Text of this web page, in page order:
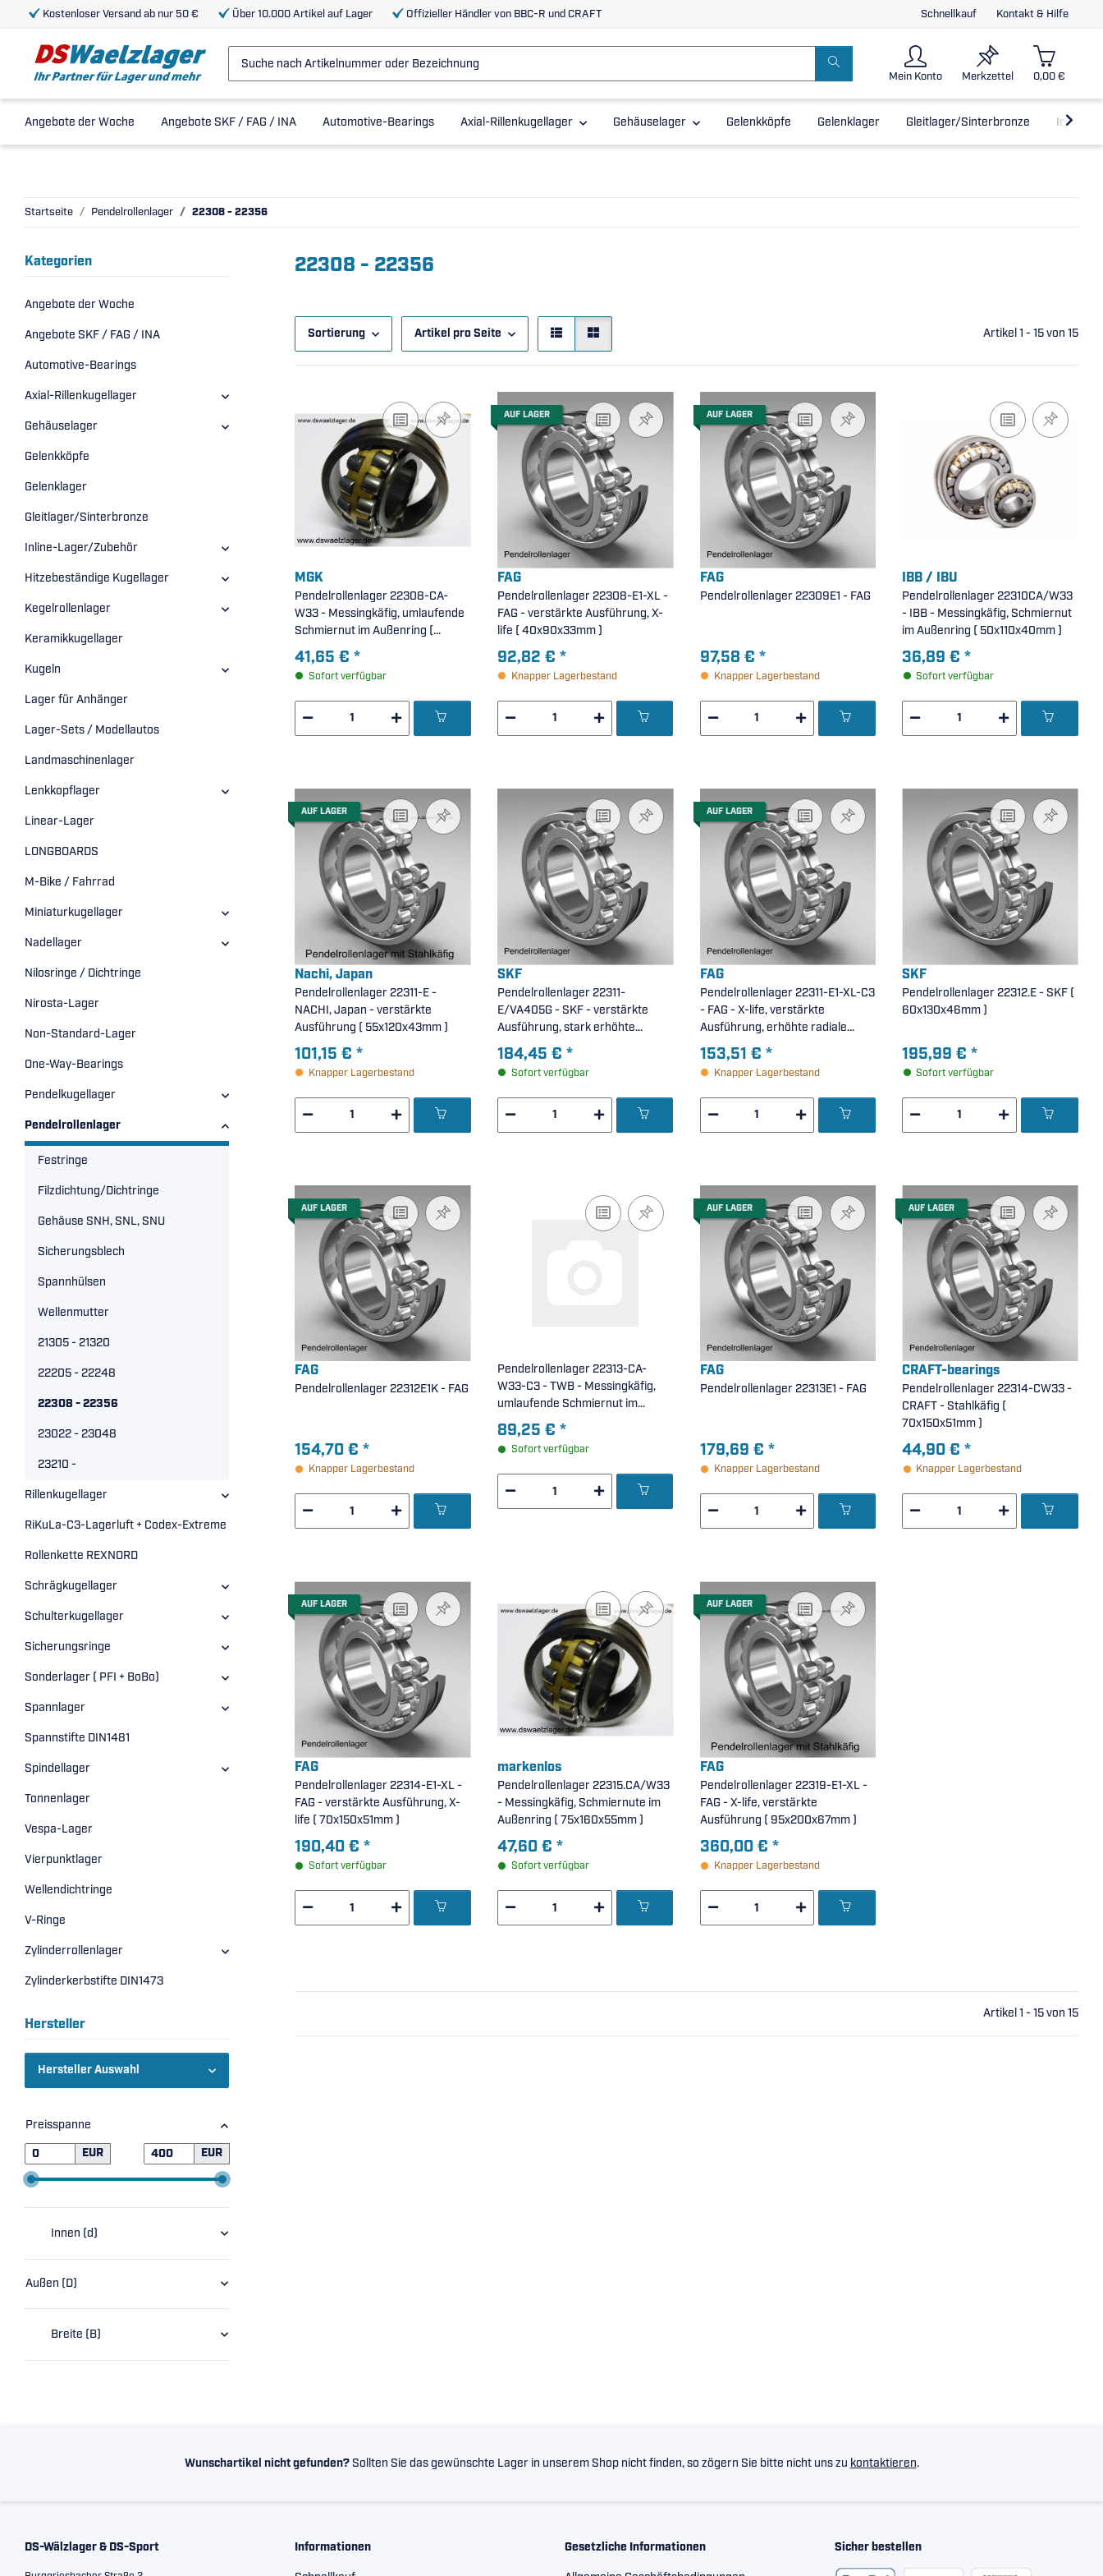
Schnellkauf Kontakt & Hilfe
Kostenloser Versand ab nur 50 € Über 10.000 Artikel auf Lager Offizieller Händler von BBC-R und CRAFT
Mein Konto Merkzettel 0,00 €
Angebote der Woche Angebote SKF / FAG / INA Automotive-Bearings Axial-Rillenkugellager Gehäuselager Gelenkköpfe Gelenklager Gleitlager/Sinterbronze Inline-
Startseite Pendelrollenlager 22308 - 22356
22308 - 22356
Sortierung Artikel pro Seite Artikel 1 - 15 von 15
MGK
Pendelrollenlager 22308-CA-
W33 - Messingkäfig, umlaufende
Schmiernut im Außenring (
40x90x33mm )
41,65 € *
Sofort verfügbar
AUF LAGER
FAG
Pendelrollenlager 22308-E1-XL -
FAG - verstärkte Ausführung, X-
life ( 40x90x33mm )
92,82 € *
Knapper Lagerbestand
AUF LAGER
FAG
Pendelrollenlager 22309E1 - FAG
97,58 € *
Knapper Lagerbestand
IBB / IBU
Pendelrollenlager 22310CA/W33
- IBB - Messingkäfig, Schmiernut
im Außenring ( 50x110x40mm )
36,89 €*
Sofort verfügbar
AUF LAGER
Nachi, Japan
Pendelrollenlager 22311-E -
NACHI, Japan - verstärkte
Ausführung ( 55x120x43mm )
101,15 € *
Knapper Lagerbestand
SKF
Pendelrollenlager 22311-
E/VA405G - SKF - verstärkte
Ausführung, stark erhöhte
Radiallagerluft, für schwingende
184,45 € *
Sofort verfügbar
AUF LAGER
FAG
Pendelrollenlager 22311-E1-XL-C3
- FAG - X-life, verstärkte
Ausführung, erhöhte radiale
Lagerluft C3 ( 55x120x43mm )
153,51 € *
Knapper Lagerbestand
SKF
Pendelrollenlager 22312.E - SKF (
60x130x46mm )
195,99 €*
Sofort verfügbar
AUF LAGER
FAG
Pendelrollenlager 22312E1K - FAG
154,70 € *
Knapper Lagerbestand
Pendelrollenlager 22313-CA-
W33-C3 - TWB - Messingkäfig,
umlaufende Schmiernut im
Außenring, erhöhte Lagerluft C3 (
65x140x48mm )
89,25 € *
Sofort verfügbar
AUF LAGER
FAG
Pendelrollenlager 22313E1 - FAG
179,69 € *
Knapper Lagerbestand
AUF LAGER
CRAFT-bearings
Pendelrollenlager 22314-CW33 -
CRAFT - Stahlkäfig (
70x150x51mm )
44,90 €*
Knapper Lagerbestand
AUF LAGER
FAG
Pendelrollenlager 22314-E1-XL -
FAG - verstärkte Ausführung, X-
life ( 70x150x51mm )
190,40 € *
Sofort verfügbar
markenlos
Pendelrollenlager 22315.CA/W33
- Messingkäfig, Schmiernute im
Außenring ( 75x160x55mm )
47,60 € *
Sofort verfügbar
AUF LAGER
FAG
Pendelrollenlager 22319-E1-XL -
FAG - X-life, verstärkte
Ausführung ( 95x200x67mm )
360,00 € *
Knapper Lagerbestand
Artikel 1 - 15 von 15
Kategorien
Angebote der Woche
Angebote SKF / FAG / INA
Automotive-Bearings
Axial-Rillenkugellager
Gehäuselager
Gelenkköpfe
Gelenklager
Gleitlager/Sinterbronze
Inline-Lager/Zubehör
Hitzebeständige Kugellager
Kegelrollenlager
Keramikkugellager
Kugeln
Lager für Anhänger
Lager-Sets / Modellautos
Landmaschinenlager
Lenkkopflager
Linear-Lager
LONGBOARDS
M-Bike / Fahrrad
Miniaturkugellager
Nadellager
Nilosringe / Dichtringe
Nirosta-Lager
Non-Standard-Lager
One-Way-Bearings
Pendelkugellager
Pendelrollenlager
Festringe
Filzdichtung/Dichtringe
Gehäuse SNH, SNL, SNU
Sicherungsblech
Spannhülsen
Wellenmutter
21305 - 21320
22205 - 22248
22308 - 22356
23022 - 23048
23210 -
Rillenkugellager
RiKuLa-C3-Lagerluft + Codex-Extreme
Rollenkette REXNORD
Schrägkugellager
Schulterkugellager
Sicherungsringe
Sonderlager ( PFI + BoBo)
Spannlager
Spannstifte DIN1481
Spindellager
Tonnenlager
Vespa-Lager
Vierpunktlager
Wellendichtringe
V-Ringe
Zylinderrollenlager
Zylinderkerbstifte DIN1473
Hersteller
Hersteller Auswahl
Preisspanne
EUR
EUR
Innen (d)
Außen (D)
Breite (B)
Wunschartikel nicht gefunden?Sollten Sie das gewünschte Lager in unserem Shop nicht finden, so zögern Sie bitte nicht uns zu kontaktieren.
DS-Wälzlager & DS-Sport Informationen Gesetzliche Informationen Sicher bestellen